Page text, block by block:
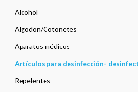
Alcohol
Algodon/Cotonetes
Aparatos médicos
Artículos para desinfección-
Repelentes